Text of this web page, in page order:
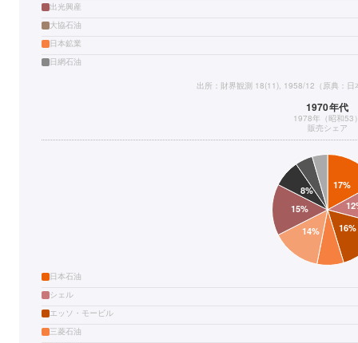
出光興産
大協石油
日本鉱業
日網石油
出所：財界観測 18(11), 1958/12（原典：日
1970年代
1978年（昭和53
販売シェア
日本石油
シェル
エッソ・モービル
三菱石油